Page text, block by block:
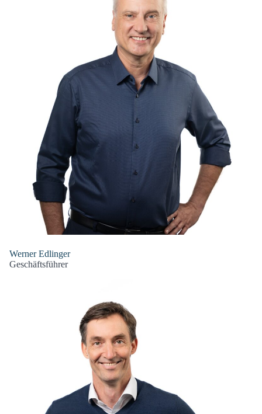
Werner Edlinger
Geschäftsführer